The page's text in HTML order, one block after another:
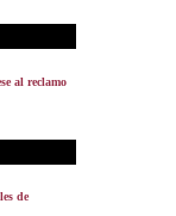
al reclamo
de